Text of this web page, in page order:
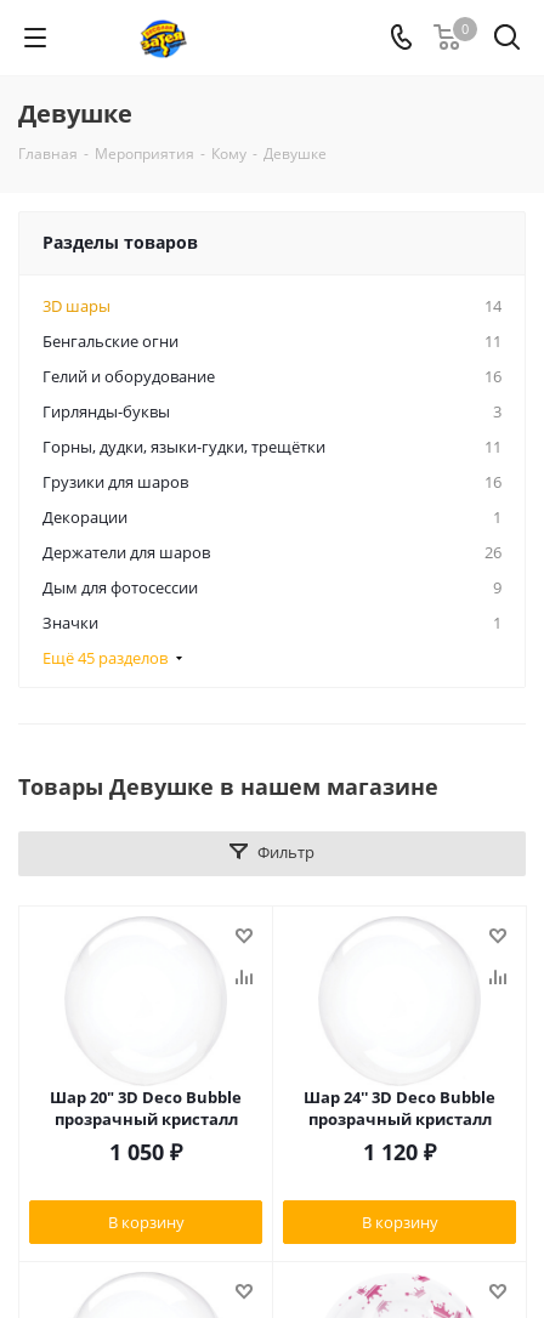
0
Девушке
Главная - Мероприятия - Кому - Девушке
Разделы товаров
3D шары
14
Бенгальские огни
11
Гелий и оборудование
16
Гирлянды-буквы
3
Горны, дудки, языки-гудки, трещётки
11
Грузики для шаров
16
Декорации
1
Держатели для шаров
26
Дым для фотосессии
9
Значки
1
Ещё 45 разделов
Товары Девушке в нашем магазине
Фильтр
Шар 20" 3D Deco Bubble
прозрачный кристалл
1 050 ₽
В корзину
Шар 24'' 3D Deco Bubble
прозрачный кристалл
1 120 ₽
В корзину